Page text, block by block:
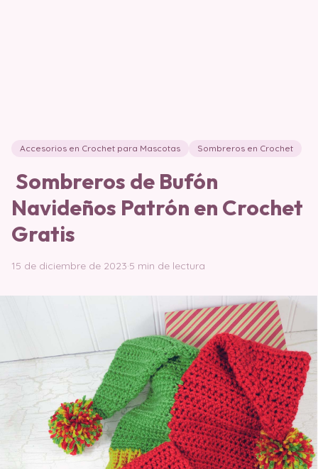
Accesorios en Crochet para Mascotas Sombreros en Crochet
Sombreros de Bufón
Navideños Patrón en Crochet
Gratis
15 de diciembre de 2023·5 min de lectura